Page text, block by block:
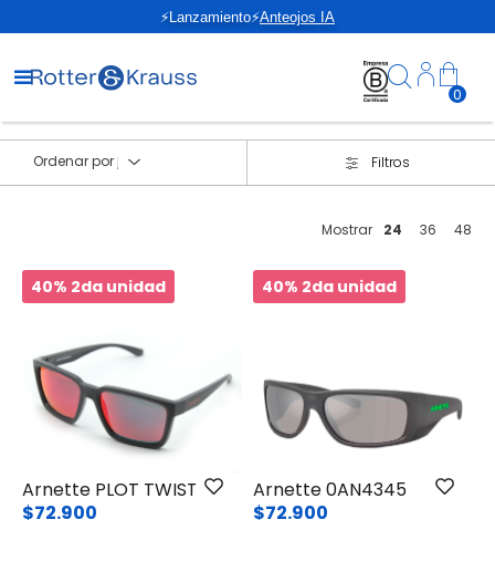
⚡Lanzamiento⚡Anteojos IA
0
Ordenar por Filtros
Mostrar 24 36 48
40% 2da unidad
Arnette PLOT TWIST
$72.900
40% 2da unidad
Arnette 0AN4345
$72.900